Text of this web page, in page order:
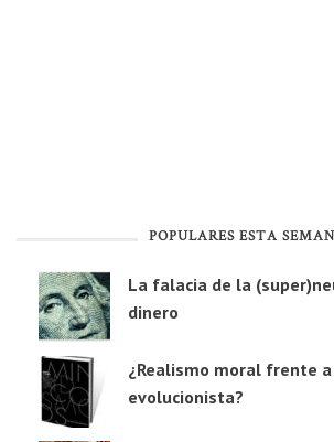
POPULARES ESTA
La falacia de la
dinero
¿Realismo moral frente
evolucionista?